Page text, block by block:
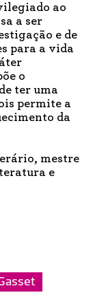
ao
a ser
e de
para a vida
o
ter uma
permite a
da
mestre
e